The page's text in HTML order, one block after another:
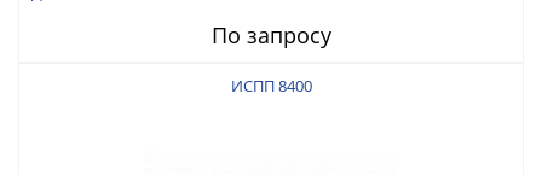
По запросу
ИСПП 8400